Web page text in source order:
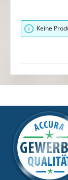
Keine